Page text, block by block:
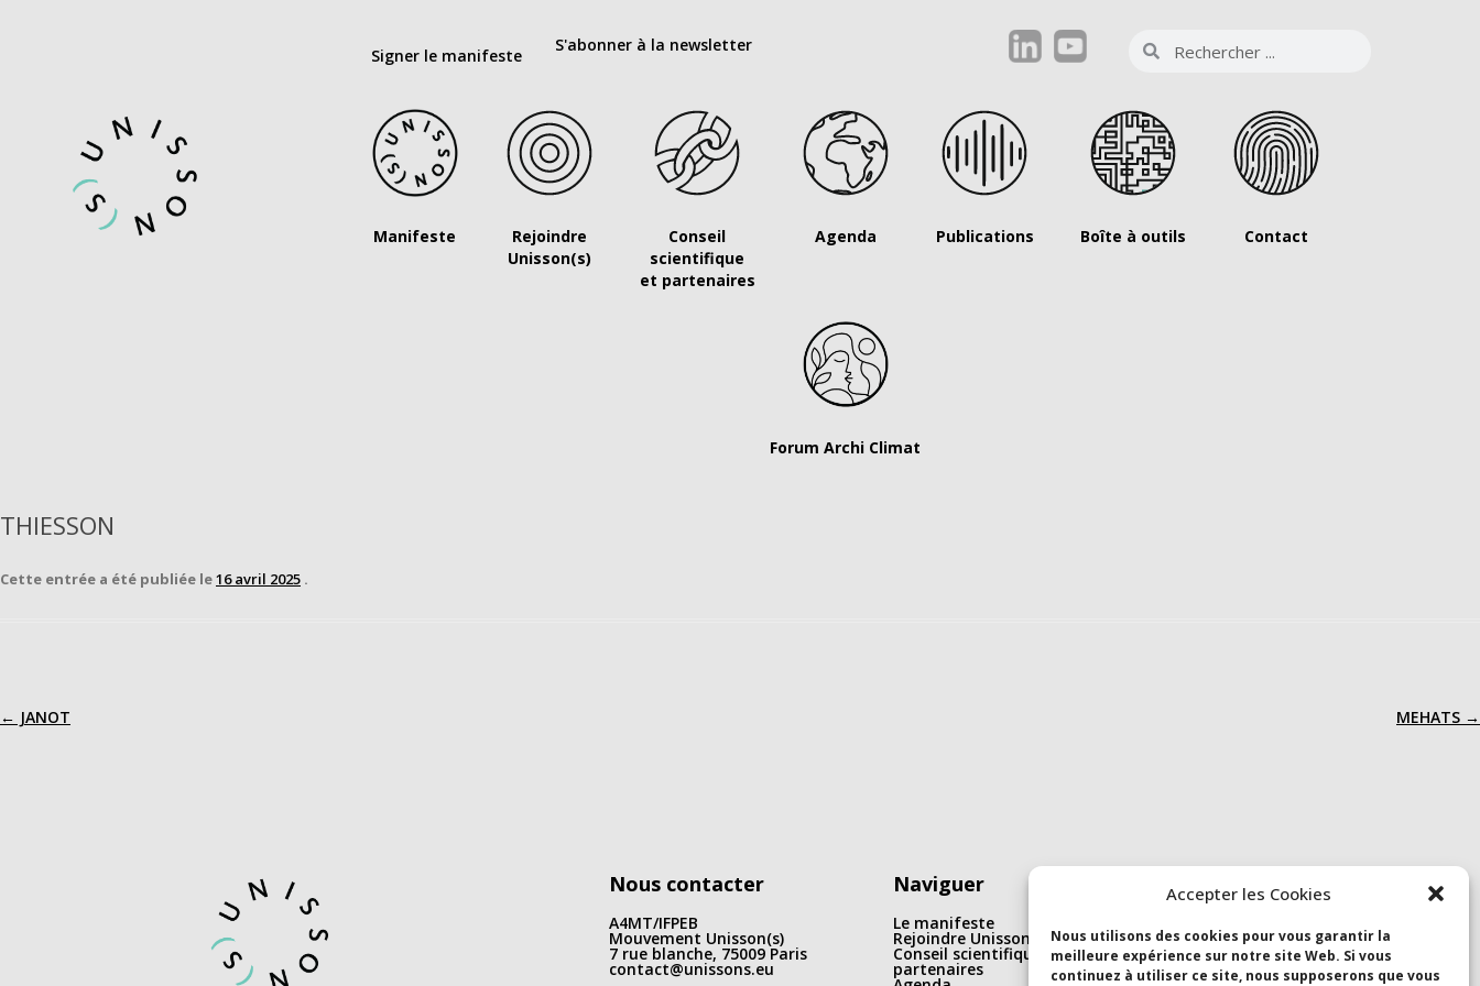
Accepter les Cookies
Nous utilisons des cookies pour vous garantir la
meilleure expérience sur notre site Web. Si vous
continuez à utiliser ce site, nous supposerons que vous
Signer le manifeste
S'abonner à la newsletter
Manifeste
Rejoindre
Unisson(s)
Conseil
scientifique
et partenaires
Agenda Publications Boîte à outils Contact
Forum Archi Climat
THIESSON
Cette entrée a été publiée le16 avril 2025 .
Navigation
← JANOT MEHATS →
Nous contacter
A4MT/IFPEB
Mouvement Unisson(s)
7 rue blanche, 75009 Paris
contact@unissons.eu
Naviguer
Le manifeste
Rejoindre Unisson(s)
Conseil scientifique et
partenaires
Nous suivre
S’abonner à la newsletter
Youtube